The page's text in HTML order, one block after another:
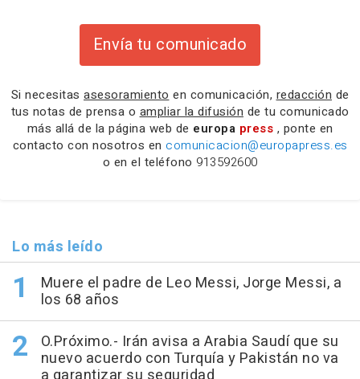
Envía tu comunicado
Si necesitas asesoramiento en comunicación, redacción de
tus notas de prensa o ampliar la difusión de tu comunicado
más allá de la página web de europa press , ponte en
contacto con nosotros en comunicacion@europapress.es
o en el teléfono 913592600
Lo más leído
Muere el padre de Leo Messi, Jorge Messi, a
los 68 años
O.Próximo.- Irán avisa a Arabia Saudí que su
nuevo acuerdo con Turquía y Pakistán no va